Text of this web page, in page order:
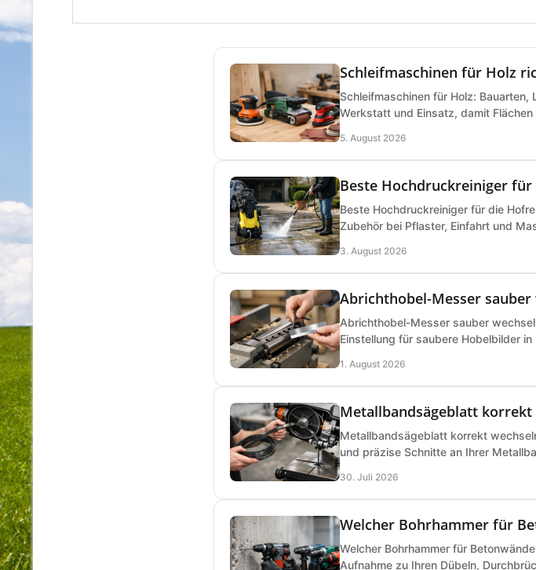
Schleifmaschinen für Holz
Schleifmaschinen für Holz:
Werkstatt und Einsatz, damit
5. August 2026
Beste Hochdruckreiniger
Beste Hochdruckreiniger für die
Zubehör bei Pflaster, Einfahrt und
3. August 2026
Abrichthobel-Messer sauber
Abrichthobel-Messer sauber
Einstellung für saubere Hobelbilder
1. August 2026
Metallbandsägeblatt
Metallbandsägeblatt korrekt
und präzise Schnitte an Ihrer
30. Juli 2026
Welcher Bohrhammer für
Welcher Bohrhammer für
Aufnahme zu Ihren Dübeln,